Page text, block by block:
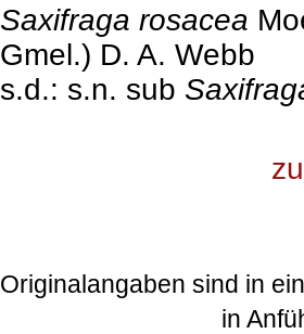
Saxifraga rosacea
Gmel.) D. A. Webb
s.d.: s.n. sub
Originalangaben sind in
in